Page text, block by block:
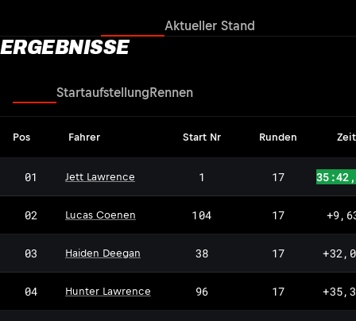
Aktueller Stand
ERGEBNISSE
Startaufstellung Rennen
Pos Fahrer Start Nr Runden Zeit
01 JL
Jett Lawrence 1 17
02 Lucas Coenen 104 17
03 Haiden Deegan 38 17
04 Hunter Lawrence 96 17